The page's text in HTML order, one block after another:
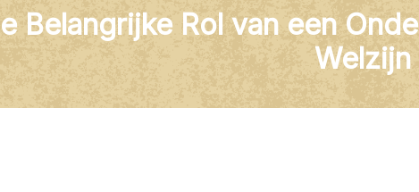
Belangrijke Rol van een
Welzijn